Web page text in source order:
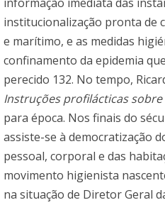
institucionalização pronta de
e marítimo, e as medidas
confinamento da epidemia
perecido 132. No tempo,
Instruções profilácticas sobre
para época. Nos finais do
assiste-se à democratização
pessoal, corporal e das
movimento higienista
na situação de Diretor Geral